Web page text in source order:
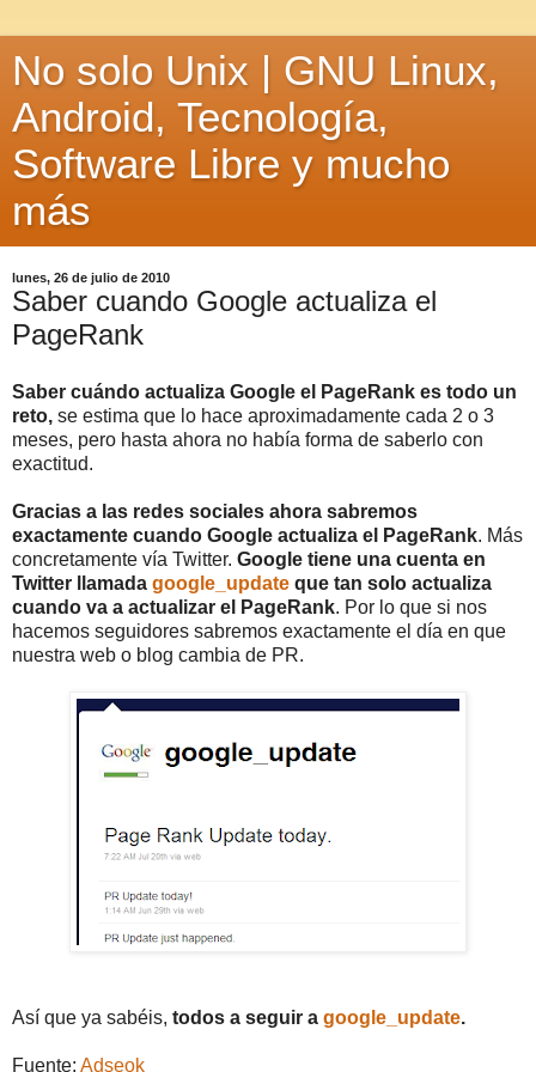
No solo Unix | GNU Linux,
Android, Tecnología,
Software Libre y mucho
más
lunes, 26 de julio de 2010
Saber cuando Google actualiza el
PageRank
Saber cuándo actualiza Google el PageRank es todo un
reto, se estima que lo hace aproximadamente cada 2 o 3
meses, pero hasta ahora no había forma de saberlo con
exactitud.
Gracias a las redes sociales ahora sabremos
exactamente cuando Google actualiza el PageRank. Más
concretamente vía Twitter. Google tiene una cuenta en
Twitter llamada google_update que tan solo actualiza
cuando va a actualizar el PageRank. Por lo que si nos
hacemos seguidores sabremos exactamente el día en que
nuestra web o blog cambia de PR.
Así que ya sabéis, todos a seguir a google_update.
Fuente: Adseok